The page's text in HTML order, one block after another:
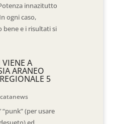
innazitutto
ogni caso,
bene e i risultati si
A
ARANEO
5
“punk” (per usare